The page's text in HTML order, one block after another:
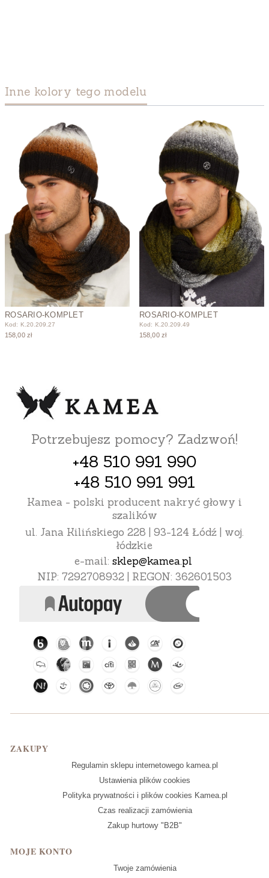
Inne kolory tego modelu
ROSARIO-KOMPLET
Kod: K.20.209.27
158,00 zł
ROSARIO-KOMPLET
Kod: K.20.209.49
158,00 zł
Potrzebujesz pomocy? Zadzwoń!
+48 510 991 990
+48 510 991 991
Kamea - polski producent nakryć głowy i
szalików
ul. Jana Kilińskiego 228 | 93-124 Łódź | woj.
łódzkie
e-mail: sklep@kamea.pl
NIP: 7292708932 | REGON: 362601503
Linki w stopce
ZAKUPY
Regulamin sklepu internetowego kamea.pl
Ustawienia plików cookies
Polityka prywatności i plików cookies Kamea.pl
Czas realizacji zamówienia
Zakup hurtowy "B2B"
MOJE KONTO
Twoje zamówienia